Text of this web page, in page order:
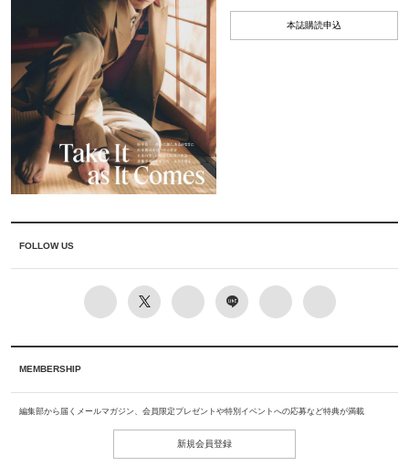
本誌購読申込
FOLLOW US
MEMBERSHIP
編集部から届くメールマガジン、会員限定プレゼントや特別イベントへの応募など特典が満載
新規会員登録